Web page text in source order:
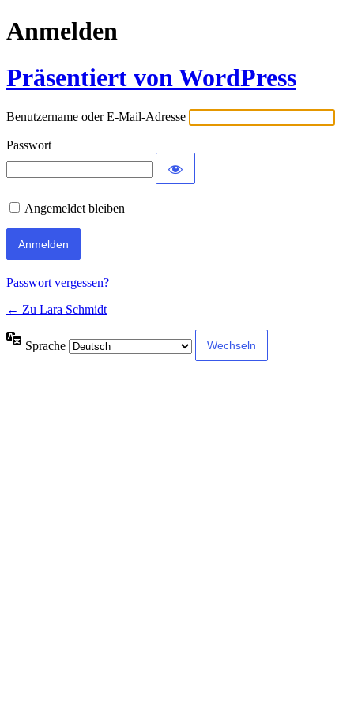
Anmelden
Präsentiert von WordPress
Benutzername oder E-Mail-Adresse
Passwort
Angemeldet bleiben
Passwort vergessen?
← Zu Lara Schmidt
Sprache